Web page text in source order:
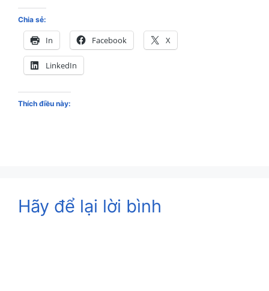
Chia sẻ:
In Facebook X
LinkedIn
Thích điều này:
Hãy để lại lời bình